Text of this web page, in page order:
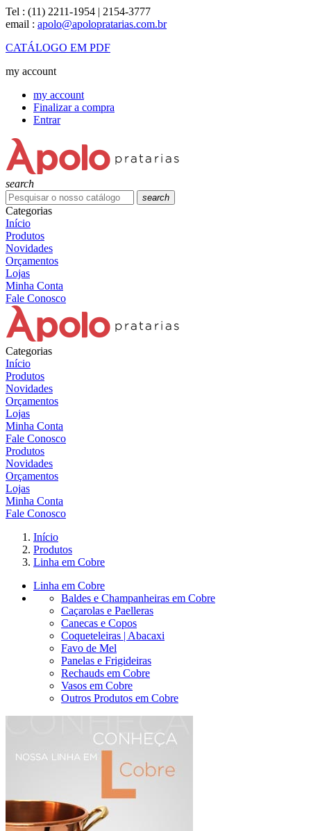
Tel : (11) 2211-1954 | 2154-3777
email : apolo@apolopratarias.com.br
CATÁLOGO EM PDF
my account
my account
Finalizar a compra
Entrar
search
search
Categorias
Início
Produtos
Novidades
Orçamentos
Lojas
Minha Conta
Fale Conosco
Categorias
Início
Produtos
Novidades
Orçamentos
Lojas
Minha Conta
Fale Conosco
Produtos
Novidades
Orçamentos
Lojas
Minha Conta
Fale Conosco
Início
Produtos
Linha em Cobre
Linha em Cobre
Baldes e Champanheiras em Cobre
Caçarolas e Paelleras
Canecas e Copos
Coqueteleiras | Abacaxi
Favo de Mel
Panelas e Frigideiras
Rechauds em Cobre
Vasos em Cobre
Outros Produtos em Cobre